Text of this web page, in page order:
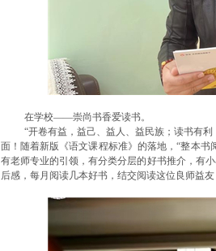
在学校——崇尚书香爱读书。
“开卷有益，益己、益人、益民族；读书有
面！随着新版《语文课程标准》的落地，“整本
有老师专业的引领，有分类分层的好书推介，有
后感，每月阅读几本好书，结交阅读这位良师益